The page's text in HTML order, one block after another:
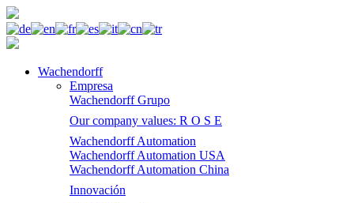
Wachendorff
Empresa
Wachendorff Grupo
Our company values: R O S E
Wachendorff Automation
Wachendorff Automation USA
Wachendorff Automation China
Innovación